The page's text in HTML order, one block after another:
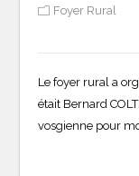
Foyer Rural
Le foyer rural a
était Bernard
vosgienne pour